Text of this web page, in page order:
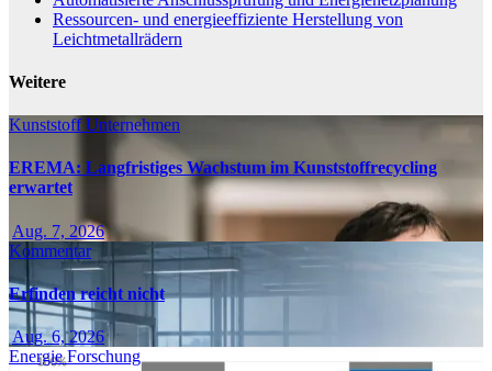
Ressourcen- und energieeffiziente Herstellung von
Leichtmetallrädern
Weitere
KunststoffUnternehmen
EREMA: Langfristiges Wachstum im Kunststoffrecycling
erwartet
Aug. 7, 2026
Kommentar
Erfinden reicht nicht
Aug. 6, 2026
EnergieForschung